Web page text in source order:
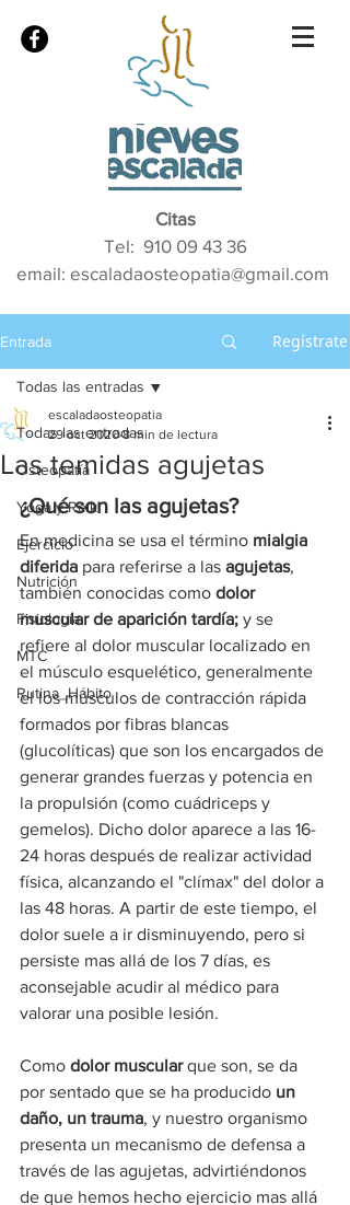
Citas
Tel: 910 09 43 36
email: escaladaosteopatia@gmail.com
Entrada Regístrate
Todas las entradas
Osteopatía
Yoga y Reiki
Ejercicio
Nutrición
Fisiología
MTC
Rutina_Hábito
Todas las entradas
Las temidas agujetas
escaladaosteopatia
29 oct 2020 8 min de lectura
¿Qué son las agujetas?
En medicina se usa el término mialgia
diferida para referirse a las agujetas,
también conocidas como dolor
muscular de aparición tardía; y se
refiere al dolor muscular localizado en
el músculo esquelético, generalmente
el los músculos de contracción rápida
formados por fibras blancas
(glucolíticas) que son los encargados de
generar grandes fuerzas y potencia en
la propulsión (como cuádriceps y
gemelos). Dicho dolor aparece a las 16-
24 horas después de realizar actividad
física, alcanzando el "clímax" del dolor a
las 48 horas. A partir de este tiempo, el
dolor suele a ir disminuyendo, pero si
persiste mas allá de los 7 días, es
aconsejable acudir al médico para
valorar una posible lesión.
Como dolor muscular que son, se da
por sentado que se ha producido un
daño, un trauma, y nuestro organismo
presenta un mecanismo de defensa a
través de las agujetas, advirtiéndonos
de que hemos hecho ejercicio mas allá